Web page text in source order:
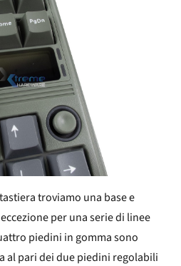
troviamo una base e
per una serie di linee
piedini in gomma sono
al pari dei due piedini regolabili